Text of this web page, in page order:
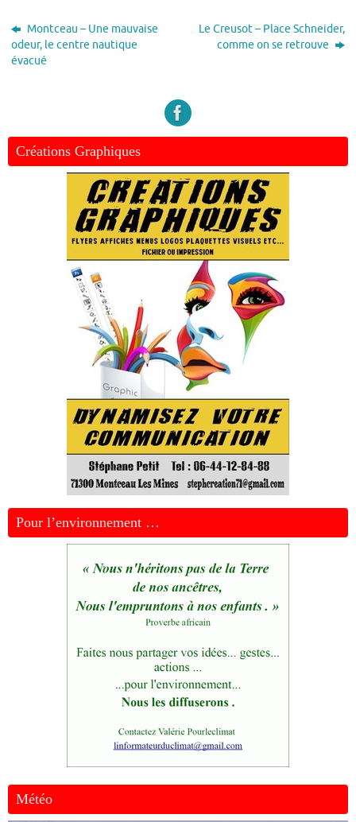
Montceau – Une mauvaise
odeur, le centre nautique
évacué
Le Creusot – Place Schneider,
comme on se retrouve
Créations Graphiques
Pour l’environnement …
Météo